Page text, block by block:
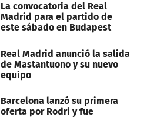
La convocatoria del Real
Madrid para el partido de
este sábado en Budapest
Real Madrid anunció la salida
de Mastantuono y su nuevo
equipo
Barcelona lanzó su primera
oferta por Rodri y fue